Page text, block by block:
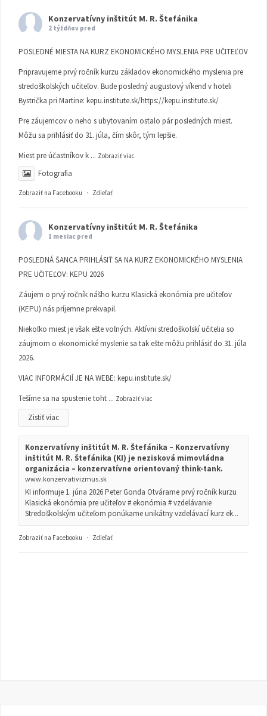
Konzervatívny inštitút M. R. Štefánika
2 týždňov pred
POSLEDNÉ MIESTA NA KURZ EKONOMICKÉHO MYSLENIA PRE UČITEĽOV
Pripravujeme prvý ročník kurzu základov ekonomického myslenia pre
stredoškolských učiteľov. Bude posledný augustový víkend v hoteli
Bystrička pri Martine: kepu.institute.sk/https://kepu.institute.sk/
Pre záujemcov o neho s ubytovaním ostalo pár posledných miest.
Môžu sa prihlásiť do 31. júla, čím skôr, tým lepšie.
Miest pre účastníkov k ... Zobraziť viac
Fotografia
Zobraziť na Facebooku · Zdieľať
Konzervatívny inštitút M. R. Štefánika
1 mesiac pred
POSLEDNÁ ŠANCA PRIHLÁSIŤ SA NA KURZ EKONOMICKÉHO MYSLENIA
PRE UČITEĽOV: KEPU 2026
Záujem o prvý ročník nášho kurzu Klasická ekonómia pre učiteľov
(KEPU) nás príjemne prekvapil.
Niekoľko miest je však ešte voľných. Aktívni stredoškolskí učitelia so
záujmom o ekonomické myslenie sa tak ešte môžu prihlásiť do 31. júla
2026.
VIAC INFORMÁCIÍ JE NA WEBE: kepu.institute.sk/
Tešíme sa na spustenie toht ... Zobraziť viac
Zistiť viac
Konzervatívny inštitút M. R. Štefánika – Konzervatívny
inštitút M. R. Štefánika (KI) je nezisková mimovládna
organizácia – konzervatívne orientovaný think-tank.
www.konzervativizmus.sk
KI informuje 1. júna 2026 Peter Gonda Otvárame prvý ročník kurzu
Klasická ekonómia pre učiteľov # ekonómia # vzdelávanie
Stredoškolským učiteľom ponúkame unikátny vzdelávací kurz ek...
Zobraziť na Facebooku · Zdieľať